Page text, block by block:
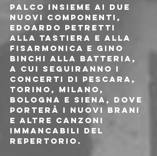
palco insieme ai due
nuovi componenti,
Edoardo Petretti
alla tastiera e alla
fisarmonica e Gino
Binchi alla batteria,
a cui seguiranno i
concerti di Pescara,
Torino, Milano,
Bologna e Siena, dove
porterà i nuovi brani
e altre canzoni
immancabili del
repertorio.